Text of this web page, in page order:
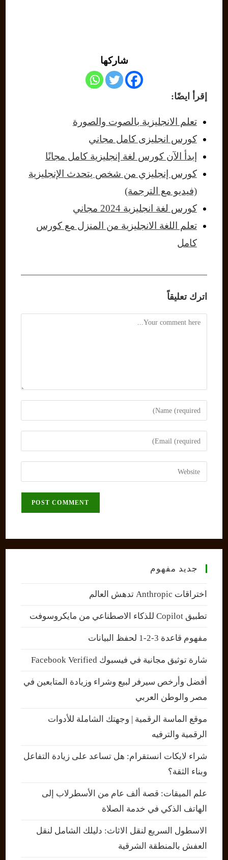
شاركها
إقرأ ايضًا:
تعلم الانجليزية بالصوت والصورة
كورس انجليزى كامل مجاني
إبدأ الآن كورس لغة إنجليزية كامل مجانًا
كورس إنجليزي من شخص يتحدث الإنجليزية
(فيديو مع الترجمة)
كورس لغة انجليزية 2024 مجاني
تعلم اللغة الانجليزية من المنزل مع كورس
كامل
اترك تعليقاً
Comment
Enter
your
name
comment
Enter
your
email
address
Enter
your
جديد مفهوم
اختراقات Anthropic تدهش العالم
تطبيق Copilot للذكاء الاصطناعي من مايكروسوفت
مفهوم قاعدة 3-2-1 لحفظ البيانات
شارة توثيق مجانية في فيسبوك Facebook Verified
أفضل وأرخص سيرفر لبيع وشراء وزيادة المتابعين في
مصر والوطن العربي
موقع الماسة الرقمية | وجهتك الشاملة للأدوات
الرقمية والترفيه
شراء لايكات انستقرام: هل تساعد على زيادة التفاعل
وبناء الثقة؟
علم الميقات: قصة ألف عام من الأسطرلاب إلى
الهاتف الذكي في خدمة الصلاة
الاسطول السريع لنقل الاثاث: دليلك الشامل لنقل
العفش بالمنطقة الشرقية